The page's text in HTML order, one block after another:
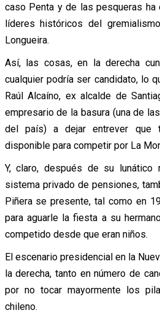
caso Penta y de las pesqueras
líderes históricos del
Longueira.
Así, las cosas, en la derecha
cualquier podría ser candidato, lo
Raúl Alcaíno, ex alcalde de
empresario de la basura (una de
del país) a dejar entrever que
disponible para competir por La
Y, claro, después de su lunático
sistema privado de pensiones,
Piñera se presente, tal como en
para aguarle la fiesta a su
competido desde que eran niños.
El escenario presidencial en la
la derecha, tanto en número de
por no tocar mayormente los
chileno.